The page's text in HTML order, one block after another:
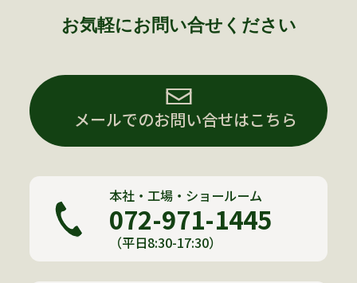
お気軽にお問い合せください
メールでのお問い合せはこちら
本社・工場・ショールーム
072-971-1445
（平日8:30-17:30）